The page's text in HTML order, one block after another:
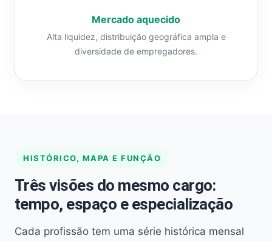
Mercado aquecido
Alta liquidez, distribuição geográfica ampla e
diversidade de empregadores.
HISTÓRICO, MAPA E FUNÇÃO
Três visões do mesmo cargo:
tempo, espaço e especialização
Cada profissão tem uma série histórica mensal